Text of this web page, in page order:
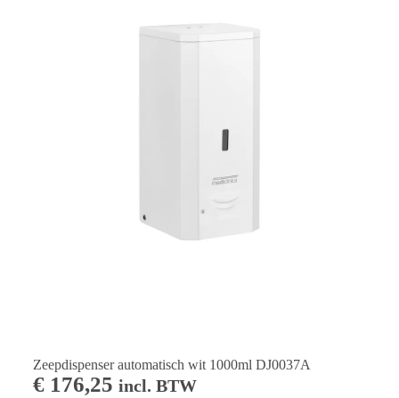
Zeepdispenser automatisch wit 1000ml DJ0037A
€176,25 incl. BTW